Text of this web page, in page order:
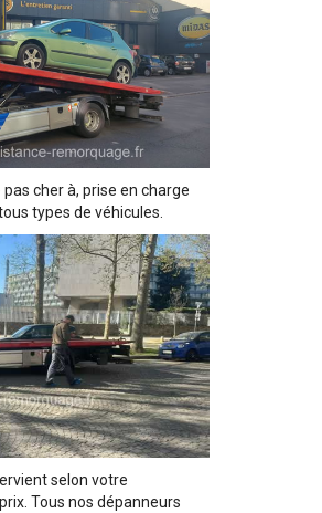
cher à, prise en charge
types de véhicules.
selon votre
Tous nos dépanneurs